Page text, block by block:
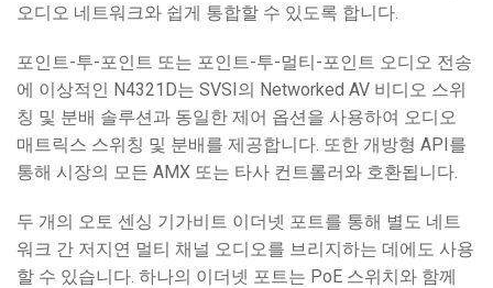
오디오 네트워크와 쉽게 통합할 수 있도록 합니다.
포인트-투-포인트 또는 포인트-투-멀티-포인트 오디오 전송
에 이상적인 N4321D는 SVSI의 Networked AV 비디오 스위
칭 및 분배 솔루션과 동일한 제어 옵션을 사용하여 오디오
매트릭스 스위칭 및 분배를 제공합니다. 또한 개방형 API를
통해 시장의 모든 AMX 또는 타사 컨트롤러와 호환됩니다.
두 개의 오토 센싱 기가비트 이더넷 포트를 통해 별도 네트
워크 간 저지연 멀티 채널 오디오를 브리지하는 데에도 사용
할 수 있습니다. 하나의 이더넷 포트는 PoE 스위치와 함께